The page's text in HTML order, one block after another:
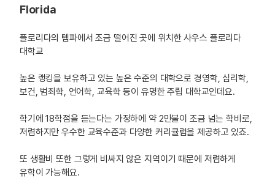
Florida
플로리다의 템파에서 조금 떨어진 곳에 위치한 사우스 플로리다
대학교
높은 랭킹을 보유하고 있는 높은 수준의 대학으로 경영학, 심리학,
보건, 범죄학, 언어학, 교육학 등이 유명한 주립 대학교인데요.
학기에 18학점을 듣는다는 가정하에 약 2만불이 조금 넘는 학비로,
저렴하지만 우수한 교육수준과 다양한 커리큘럼을 제공하고 있죠.
또 생활비 또한 그렇게 비싸지 않은 지역이기 때문에 저렴하게
유학이 가능해요.